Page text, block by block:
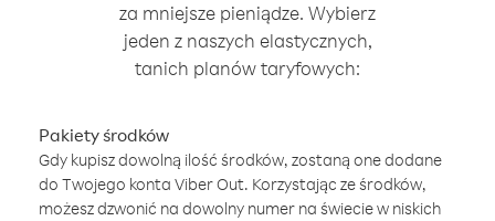
za mniejsze pieniądze. Wybierz
jeden z naszych elastycznych,
tanich planów taryfowych:
Pakiety środków
Gdy kupisz dowolną ilość środków, zostaną one dodane
do Twojego konta Viber Out. Korzystając ze środków,
możesz dzwonić na dowolny numer na świecie w niskich